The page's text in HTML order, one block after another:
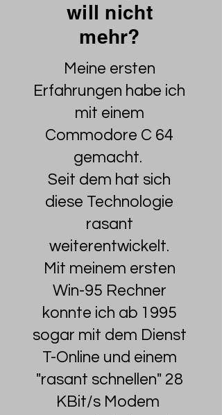
will nicht
mehr?
Meine ersten
Erfahrungen habe ich
mit einem
Commodore C 64
gemacht.
Seit dem hat sich
diese Technologie
rasant
weiterentwickelt.
Mit meinem ersten
Win-95 Rechner
konnte ich ab 1995
sogar mit dem Dienst
T-Online und einem
"rasant schnellen" 28
KBit/s Modem